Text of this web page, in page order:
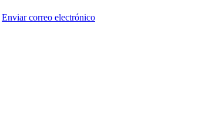
Enviar correo electrónico